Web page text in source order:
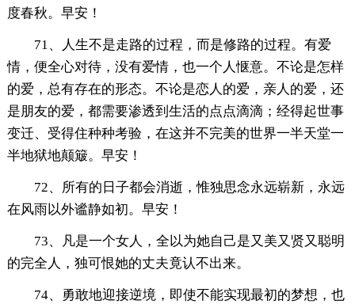
度春秋。早安！
71、人生不是走路的过程，而是修路的过程。有爱
情，便全心对待，没有爱情，也一个人惬意。不论是怎样
的爱，总有存在的形态。不论是恋人的爱，亲人的爱，还
是朋友的爱，都需要渗透到生活的点点滴滴；经得起世事
变迁、受得住种种考验，在这并不完美的世界一半天堂一
半地狱地颠簸。早安！
72、所有的日子都会消逝，惟独思念永远崭新，永远
在风雨以外谧静如初。早安！
73、凡是一个女人，全以为她自己是又美又贤又聪明
的完全人，独可恨她的丈夫竟认不出来。
74、勇敢地迎接逆境，即使不能实现最初的梦想，也